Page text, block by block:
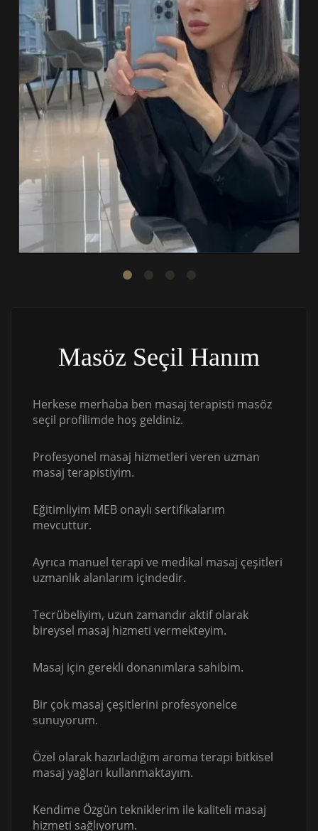
Masöz Seçil Hanım
Herkese merhaba ben masaj terapisti masöz
seçil profilimde hoş geldiniz.
Profesyonel masaj hizmetleri veren uzman
masaj terapistiyim.
Eğitimliyim MEB onaylı sertifikalarım
mevcuttur.
Ayrıca manuel terapi ve medikal masaj çeşitleri
uzmanlık alanlarım içindedir.
Tecrübeliyim, uzun zamandır aktif olarak
bireysel masaj hizmeti vermekteyim.
Masaj için gerekli donanımlara sahibim.
Bir çok masaj çeşitlerini profesyonelce
sunuyorum.
Özel olarak hazırladığım aroma terapi bitkisel
masaj yağları kullanmaktayım.
Kendime Özgün tekniklerim ile kaliteli masaj
hizmeti sağlıyorum.